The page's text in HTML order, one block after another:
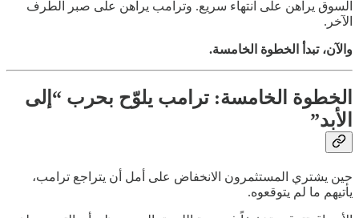
السوق يراهن على انتهاء سريع. وترامب يراهن على صبر الطرف
الآخر.
والآن، تبدأ الخطوة الخامسة.
الخطوة الخامسة: ترامب يلوّح بحرب “إلى
الأبد”
حين يشتري المستثمرون الانخفاض على أمل أن يتراجع ترامب،
يأتيهم ما لم يتوقعوه.